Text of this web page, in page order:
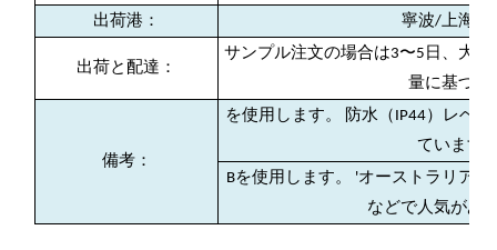
出荷港：
寧波/上海/
出荷と配達：
サンプル注文の場合は3〜5日、大
量に基づく
備考：
を使用します。 防水（IP44）レベ
ています
Bを使用します。 'オーストラリア
などで人気があ